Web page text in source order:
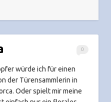
0
würde ich für einen
der Türensammlerin in
Oder spielt mir meine